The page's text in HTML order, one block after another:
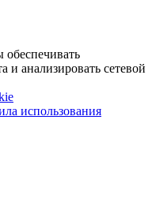
и анализировать сетевой
использования